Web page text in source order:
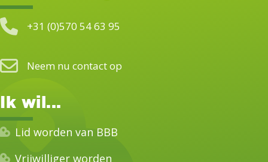
+31 (0)570 54 63 95
Neem nu contact op
Ik wil...
Lid worden van BBB
Vrijwilliger worden